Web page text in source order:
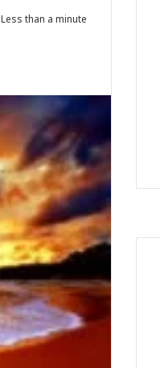
Less than a minute